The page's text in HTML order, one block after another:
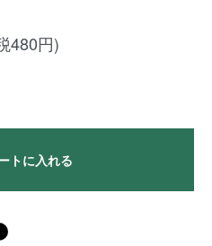
480円)
トに入れる